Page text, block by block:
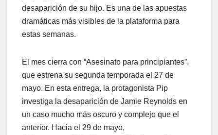
desaparición de su hijo. Es una de las apuestas
dramáticas más visibles de la plataforma para
estas semanas.
El mes cierra con “Asesinato para principiantes”,
que estrena su segunda temporada el 27 de
mayo. En esta entrega, la protagonista Pip
investiga la desaparición de Jamie Reynolds en
un caso mucho más oscuro y complejo que el
anterior. Hacia el 29 de mayo,